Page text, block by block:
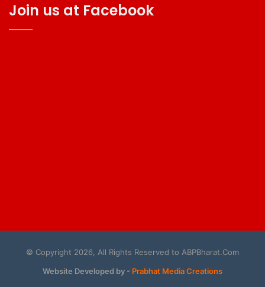
Join us at Facebook
© Copyright 2026, All Rights Reserved to ABPBharat.Com
Website Developed by - Prabhat Media Creations